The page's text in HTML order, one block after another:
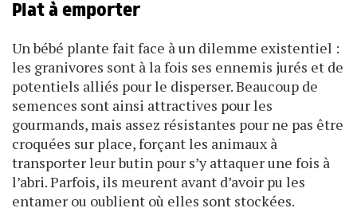
Plat à emporter
Un bébé plante fait face à un dilemme existentiel :
les granivores sont à la fois ses ennemis jurés et de
potentiels alliés pour le disperser. Beaucoup de
semences sont ainsi attractives pour les
gourmands, mais assez résistantes pour ne pas être
croquées sur place, forçant les animaux à
transporter leur butin pour s’y attaquer une fois à
l’abri. Parfois, ils meurent avant d’avoir pu les
entamer ou oublient où elles sont stockées.